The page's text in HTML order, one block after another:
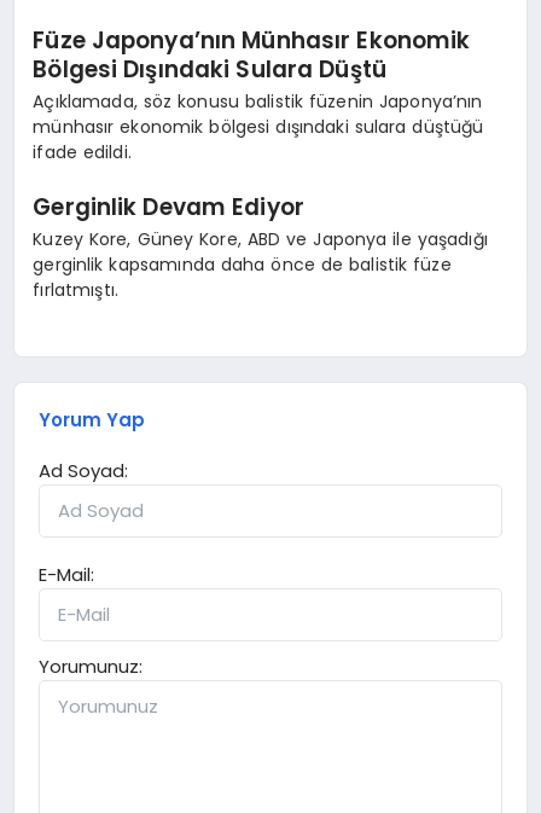
Füze Japonya’nın Münhasır Ekonomik
Bölgesi Dışındaki Sulara Düştü
Açıklamada, söz konusu balistik füzenin Japonya’nın
münhasır ekonomik bölgesi dışındaki sulara düştüğü
ifade edildi.
Gerginlik Devam Ediyor
Kuzey Kore, Güney Kore, ABD ve Japonya ile yaşadığı
gerginlik kapsamında daha önce de balistik füze
fırlatmıştı.
Yorum Yap
Ad Soyad:
E-Mail:
Yorumunuz: